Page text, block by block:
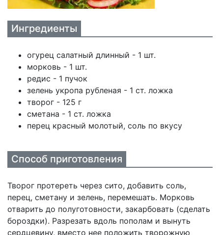
Ингредиенты
огурец салатный длинный - 1 шт.
морковь - 1 шт.
редис - 1 пучок
зелень укропа рубленая - 1 ст. ложка
творог - 125 г
сметана - 1 ст. ложка
перец красный молотый, соль по вкусу
Способ приготовления
Творог протереть через сито, добавить соль,
перец, сметану и зелень, перемешать. Морковь
отварить до полуготовности, закарбовать (сделать
бороздки). Разрезать вдоль пополам и вынуть
сердцевину, вместо нее положить творожную